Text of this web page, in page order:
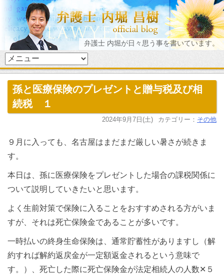
弁護士 内堀が日々思う事を書いています。
孫と医療保険のプレゼントと贈与税及び相
続税 １
2024年9月7日(土) カテゴリー： その他
９月に入っても、名古屋はまだまだ厳しい暑さが続きま
す。
本日は、孫に医療保険をプレゼントした場合の課税関係に
ついて説明していきたいと思います。
よく生前対策で保険に入ることをおすすめされる方がいま
すが、それは死亡保険金であることが多いです。
一時払いの終身生命保険は、通常貯蓄性がありますし（解
約すれば解約返戻金が一定額返金されるという意味で
す。）、死亡した際に死亡保険金が法定相続人の人数✕５